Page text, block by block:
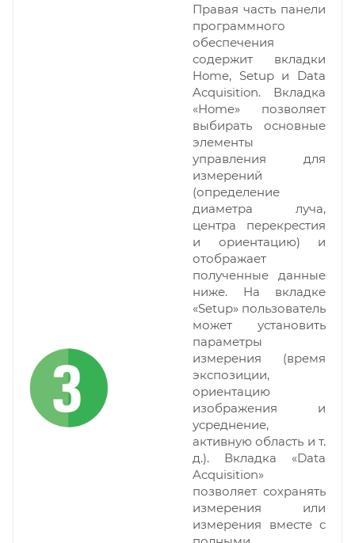
Правая часть панели
программного
обеспечения
содержит вкладки
Home, Setup и Data
Acquisition. Вкладка
«Home» позволяет
выбирать основные
элементы
управления для
измерений
(определение
диаметра луча,
центра перекрестия
и ориентацию) и
отображает
полученные данные
ниже. На вкладке
«Setup» пользователь
может установить
параметры
измерения (время
экспозиции,
ориентацию
изображения и
усреднение,
активную область и т.
д.). Вкладка «Data
Acquisition»
позволяет сохранять
измерения или
измерения вместе с